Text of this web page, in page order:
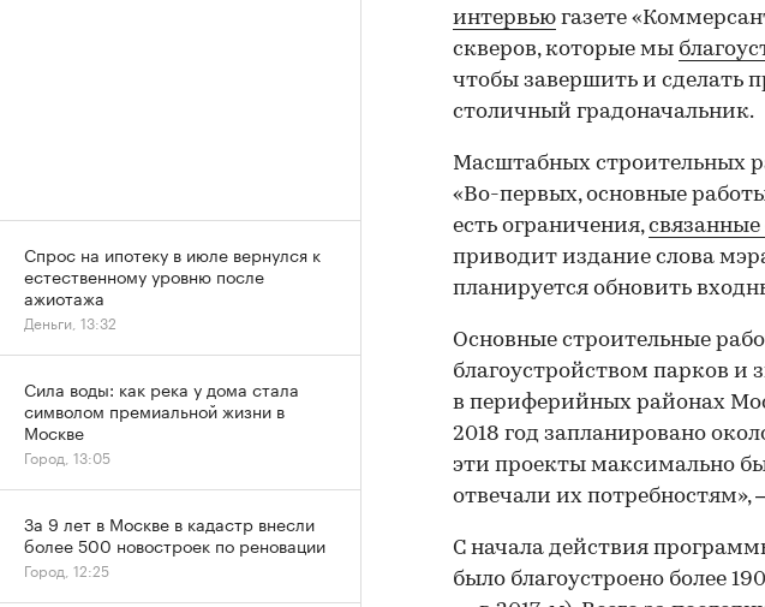
интервью газете
скверов, которые мы
чтобы завершить и сделать
столичный градоначальник.
Масштабных строительных
«Во-первых, основные
есть ограничения,
приводит издание слова
планируется обновить
Основные строительные
благоустройством парков и
в периферийных районах
2018 год запланировано
эти проекты максимально
отвечали их
С начала действия
было благоустроено более
Спрос на ипотеку в июле вернулся к
естественному уровню после
ажиотажа
Деньги, 13:32
Сила воды: как река у дома стала
символом премиальной жизни в
Москве
Город, 13:05
За 9 лет в Москве в кадастр внесли
более 500 новостроек по реновации
Город, 12:25